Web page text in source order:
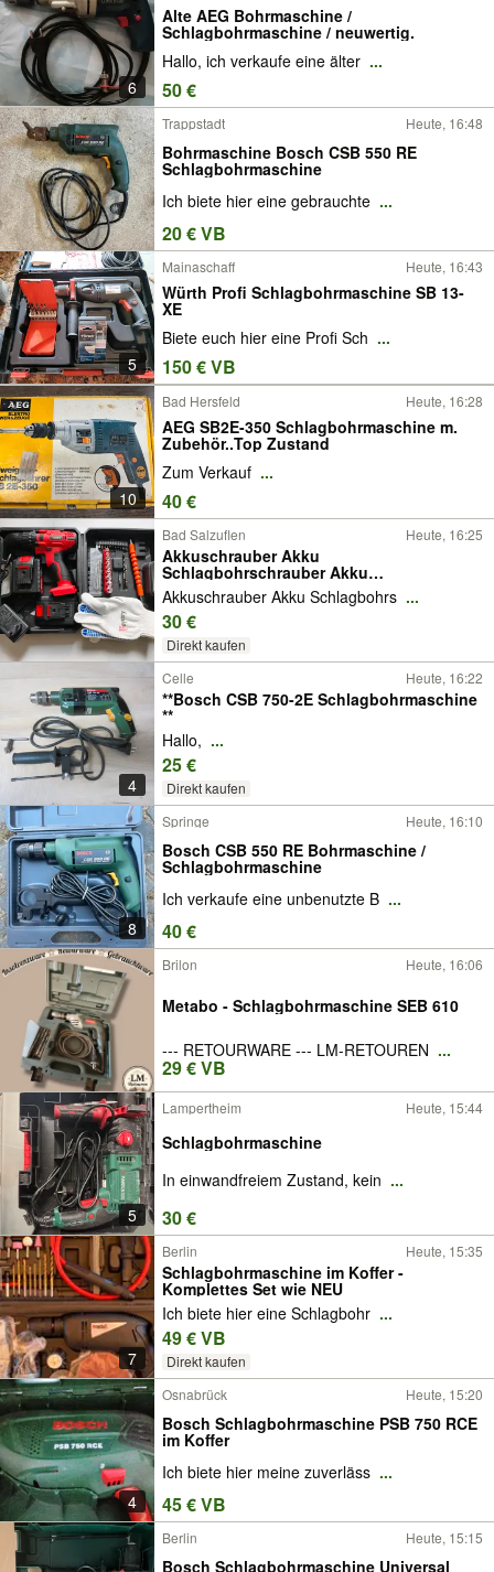
6
Alte AEG Bohrmaschine /
Schlagbohrmaschine / neuwertig.
Hallo, ich verkaufe eine älter ...
50 €
Trappstadt Heute, 16:48
Bohrmaschine Bosch CSB 550 RE
Schlagbohrmaschine
Ich biete hier eine gebrauchte ...
20 € VB
5
Mainaschaff Heute, 16:43
Würth Profi Schlagbohrmaschine SB 13-
XE
Biete euch hier eine Profi Sch ...
150 € VB
10
Bad Hersfeld Heute, 16:28
AEG SB2E-350 Schlagbohrmaschine m.
Zubehör..Top Zustand
Zum Verkauf ...
40 €
Bad Salzuflen Heute, 16:25
Akkuschrauber Akku
Schlagbohrschrauber Akku
Schlagbohrmaschine
Akkuschrauber Akku Schlagbohrs ...
30 €
Direkt kaufen
4
Celle Heute, 16:22
**Bosch CSB 750-2E Schlagbohrmaschine
**
Hallo, ...
25 €
Direkt kaufen
8
Springe Heute, 16:10
Bosch CSB 550 RE Bohrmaschine /
Schlagbohrmaschine
Ich verkaufe eine unbenutzte B ...
40 €
Brilon Heute, 16:06
Metabo - Schlagbohrmaschine SEB 610
--- RETOURWARE --- LM-RETOUREN ...
29 € VB
5
Lampertheim Heute, 15:44
Schlagbohrmaschine
In einwandfreiem Zustand, kein ...
30 €
7
Berlin Heute, 15:35
Schlagbohrmaschine im Koffer -
Komplettes Set wie NEU
Ich biete hier eine Schlagbohr ...
49 € VB
Direkt kaufen
4
Osnabrück Heute, 15:20
Bosch Schlagbohrmaschine PSB 750 RCE
im Koffer
Ich biete hier meine zuverläss ...
45 € VB
Berlin Heute, 15:15
Bosch Schlagbohrmaschine Universal